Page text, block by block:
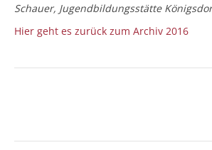
Schauer, Jugendbildungsstätte
Hier geht es zurück zum Archiv 2016